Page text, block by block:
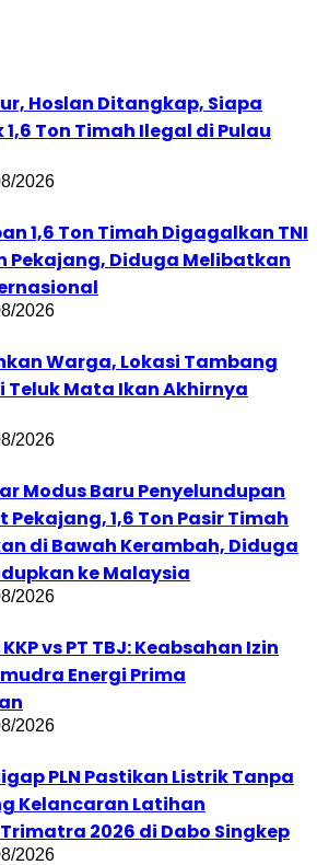
Hoslan Ditangkap, Siapa
Ton Timah Ilegal di Pulau
2026
1,6 Ton Timah Digagalkan TNI
Pekajang, Diduga Melibatkan
2026
Warga, Lokasi Tambang
Teluk Mata Ikan Akhirnya
2026
Modus Baru Penyelundupan
Pekajang, 1,6 Ton Pasir Timah
di Bawah Kerambah, Diduga
ke Malaysia
2026
vs PT TBJ: Keabsahan Izin
Energi Prima
2026
PLN Pastikan Listrik Tanpa
Kelancaran Latihan
2026 di Dabo Singkep
2026